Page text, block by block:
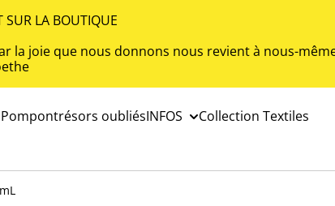
SUR LA BOUTIQUE
la joie que nous donnons nous revient à nous-
trésors oubliésINFOS
Collection Textiles